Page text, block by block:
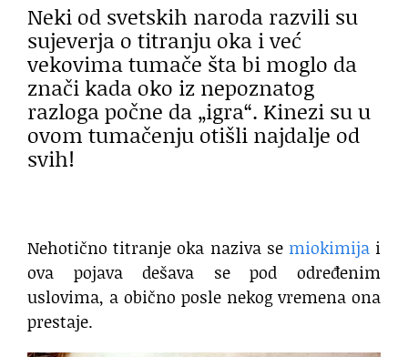
Neki od svetskih naroda razvili su
sujeverja o titranju oka i već
vekovima tumače šta bi moglo da
znači kada oko iz nepoznatog
razloga počne da „igra“. Kinezi su u
ovom tumačenju otišli najdalje od
svih!
Nehotično titranje oka naziva se miokimijai
ova pojava dešava se pod određenim
uslovima, a obično posle nekog vremena ona
prestaje.